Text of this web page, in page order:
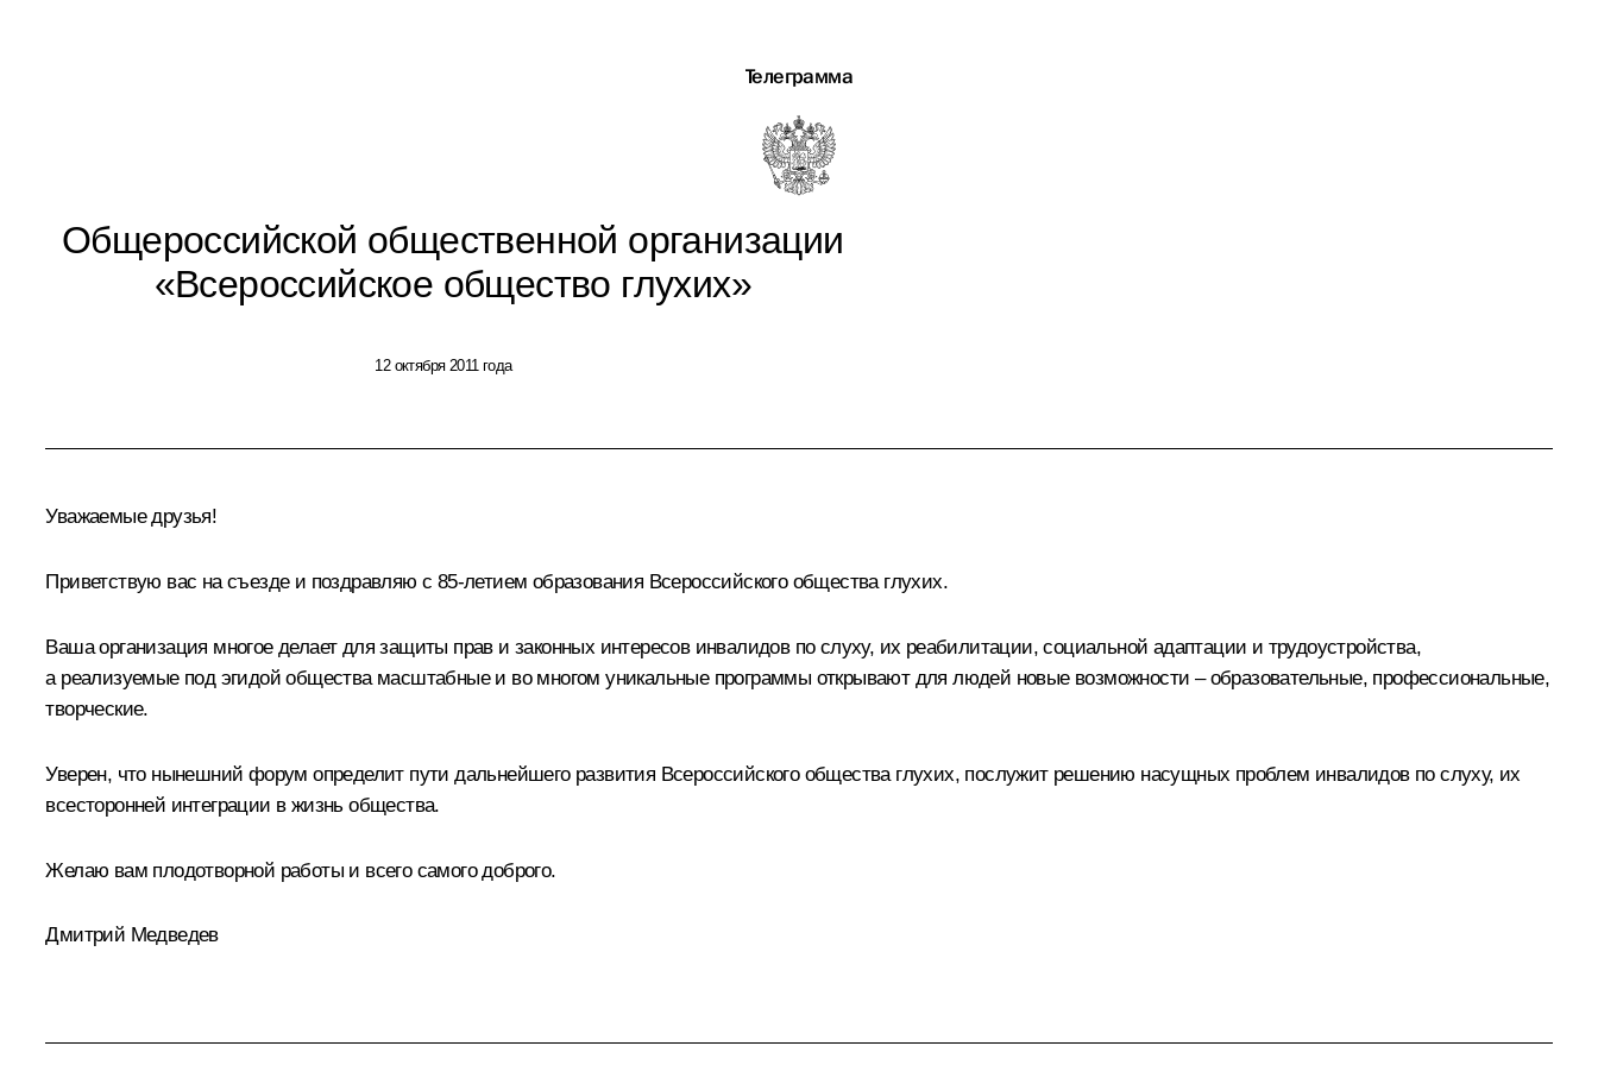
Телеграмма
Общероссийской общественной организации
«Всероссийское общество глухих»
12 октября 2011 года
Уважаемые друзья!
Приветствую вас на съезде и поздравляю с 85-летием образования Всероссийского общества глухих.
Ваша организация многое делает для защиты прав и законных интересов инвалидов по слуху, их реабилитации, социальной адаптации и трудоустройства,
а реализуемые под эгидой общества масштабные и во многом уникальные программы открывают для людей новые возможности – образовательные, профессиональные,
творческие.
Уверен, что нынешний форум определит пути дальнейшего развития Всероссийского общества глухих, послужит решению насущных проблем инвалидов по слуху, их
всесторонней интеграции в жизнь общества.
Желаю вам плодотворной работы и всего самого доброго.
Дмитрий Медведев